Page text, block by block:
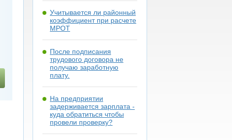
Учитывается ли районный
коэффициент при расчете
МРОТ
После подписания
трудового договора не
получаю заработную
плату.
На предприятии
задерживается зарплата -
куда обратиться чтобы
провели проверку?